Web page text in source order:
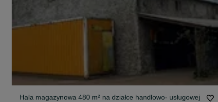
Hala magazynowa 480 m² na działce handlowo- usługowej